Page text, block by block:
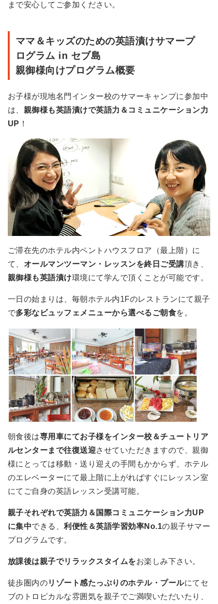
まで安心してご参加ください。
ママ＆キッズのための英語漬けサマープ
ログラム in セブ島
親御様向けプログラム概要
お子様が現地名門インター校のサマーキャンプに参加中
は、 親御様も英語漬けで英語力＆コミュニケーション力
UP ！
ご滞在先のホテル内ペントハウスフロア（最上階）に
て、 オールマンツーマン・レッスンを終日ご受講頂き、
親御様も英語漬け環境にて学んで頂くことが可能です。
一日の始まりは、毎朝ホテル内1Fのレストランにて親子
で多彩なビュッフェメニューから選べるご朝食を。
朝食後は専用車にてお子様をインター校＆チュートリア
ルセンターまで往復送迎させていただきますので、親御
様にとっては移動・送り迎えの手間もかからず、ホテル
のエレベーターにて最上階に上がればすぐにレッスン室
にてご自身の英語レッスン受講可能。
親子それぞれで英語力＆国際コミュニケーション力UP
に集中できる、利便性＆英語学習効率No.1の親子サマー
プログラムです。
放課後は親子でリラックスタイムをお楽しみ下さい。
徒歩圏内のリゾート感たっぷりのホテル・プールにてセ
ブのトロピカルな雰囲気を親子でご満喫いただいたり、